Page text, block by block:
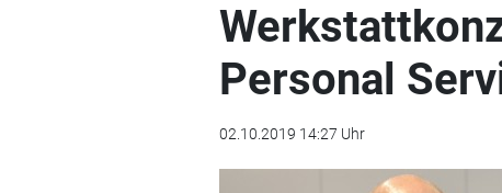
Personal
02.10.2019 14:27 Uhr